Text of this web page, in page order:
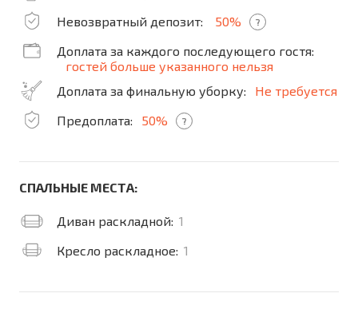
Невозвратный депозит:
50% ?
Доплата за каждого последующего гостя:
гостей больше указанного нельзя
Доплата за финальную уборку:
Не требуется
Предоплата:
50% ?
СПАЛЬНЫЕ МЕСТА:
Диван раскладной: 1
Кресло раскладное: 1